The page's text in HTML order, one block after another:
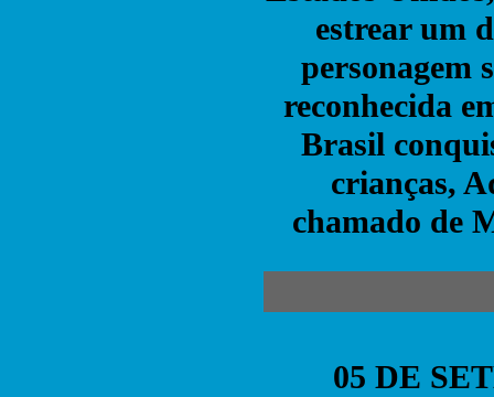
estrear um
personagem
reconhecida
Brasil
crianças,
chamado de
05 DE